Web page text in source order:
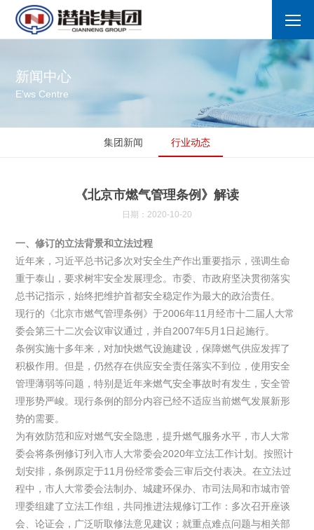
新闻中心
E'ws Centre
集团新闻 行业动态
《北京市燃气管理条例》解读
日期：2020-10-20
一、修订的立法背景和立法过程
近年来，习近平总书记多次对安全生产作出重要指示，强调生命
重于泰山，要求树牢安全发展理念。市委、市政府坚决贯彻落实
总书记指示，始终把维护首都安全稳定作为最大的政治责任。
现行的《北京市燃气管理条例》于2006年11月经市十二届人大常
委会第三十二次会议审议通过，并自2007年5月1日起施行。
条例实施十多年来，对加快燃气设施建设，保障燃气供应发挥了
积极作用。但是，仍然存在供应安全责任落实不到位，使用安全
管理薄弱等问题，特别是近年来燃气安全事故时有发生，安全管
理形势严峻。现行条例的部分内容已经不适应当前燃气发展新形
势的需要。
为有效防范和应对燃气安全隐患，提升燃气服务水平，市人大常
委会将条例修订列入市人大常委会2020年立法工作计划。按照计
划安排，条例原定于11月份经常委会三审后交付表决。在立法过
程中，市人大常委会法制办、城建环保办、市司法局和市城市管
理委组建了立法工作组，共同推进法规修订工作：多次召开座谈
会、论证会，广泛听取修法意见建议；就重点难点问题与相关部